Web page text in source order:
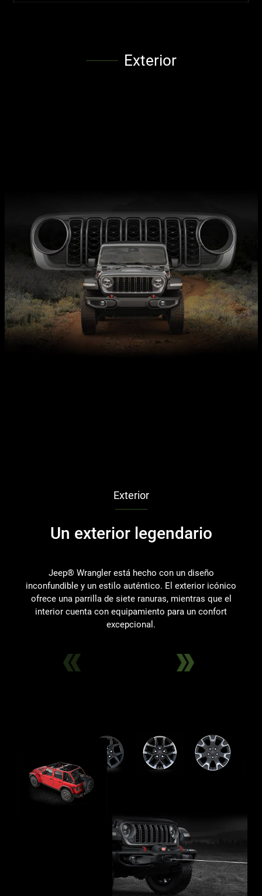
Exterior
Exterior
Un exterior legendario
Jeep® Wrangler está hecho con un diseño
inconfundible y un estilo auténtico. El exterior icónico
ofrece una parrilla de siete ranuras, mientras que el
interior cuenta con equipamiento para un confort
excepcional.